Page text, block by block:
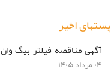
پستهای اخیر
آگهی مناقصه فیلتر بیگ وان
۰۴ مرداد ۱۴۰۵